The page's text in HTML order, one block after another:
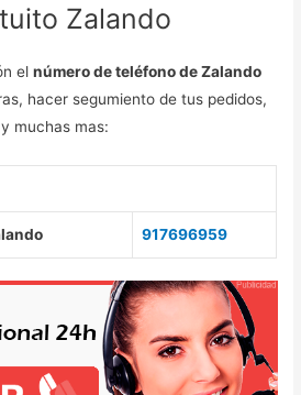
Zalando
elnúmero de teléfono de Zalando
hacer segumiento de tus pedidos,
muchas mas:
917696959